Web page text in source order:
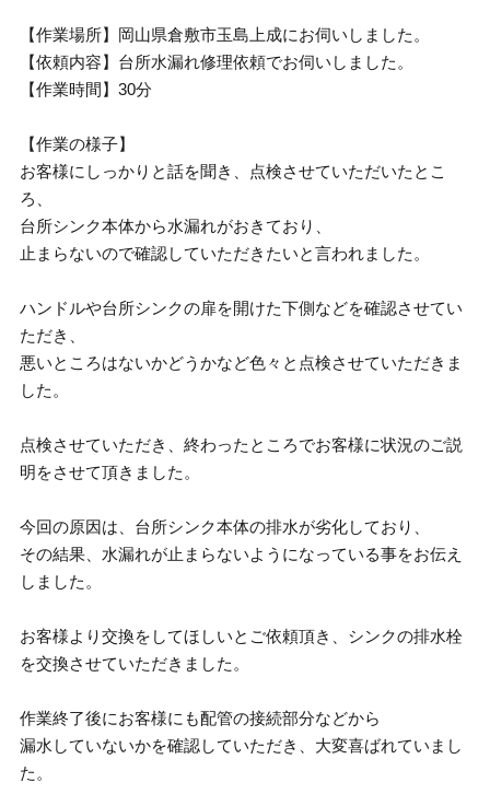
【作業場所】岡山県倉敷市玉島上成にお伺いしました。
【依頼内容】台所水漏れ修理依頼でお伺いしました。
【作業時間】30分
【作業の様子】
お客様にしっかりと話を聞き、点検させていただいたとこ
ろ、
台所シンク本体から水漏れがおきており、
止まらないので確認していただきたいと言われました。
ハンドルや台所シンクの扉を開けた下側などを確認させてい
ただき、
悪いところはないかどうかなど色々と点検させていただきま
した。
点検させていただき、終わったところでお客様に状況のご説
明をさせて頂きました。
今回の原因は、台所シンク本体の排水が劣化しており、
その結果、水漏れが止まらないようになっている事をお伝え
しました。
お客様より交換をしてほしいとご依頼頂き、シンクの排水栓
を交換させていただきました。
作業終了後にお客様にも配管の接続部分などから
漏水していないかを確認していただき、大変喜ばれていまし
た。